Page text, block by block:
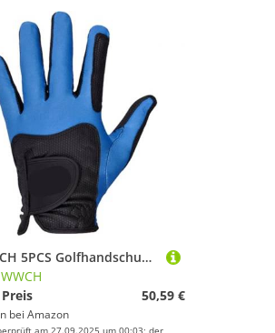
ENWWCH 5PCS Golfhandschuhe Herrenmodelle Belüftung Atmungsaktiv rutschfeste Verschleißfest Waschbar Für Herren(Blue,M)
50,59 €
bei Amazon
am 27.09.2025 um 00:03; der